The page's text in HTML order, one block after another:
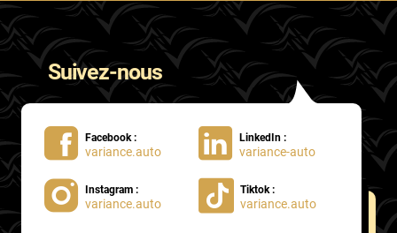
Suivez-nous
Facebook :
variance.auto
LinkedIn :
variance-auto
Instagram :
variance.auto
Tiktok :
variance.auto